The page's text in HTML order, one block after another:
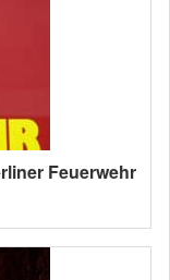
Feuerwehr